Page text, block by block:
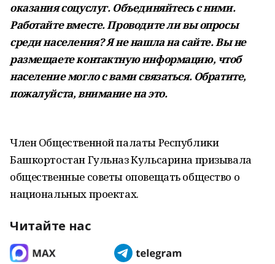
оказания соцуслуг. Объединяйтесь с ними.
Работайте вместе. Проводите ли вы опросы
среди населения? Я не нашла на сайте. Вы не
размещаете контактную информацию, чтоб
население могло с вами связаться. Обратите,
пожалуйста, внимание на это.
Член Общественной палаты Республики
Башкортостан Гульназ Кульсарина призывала
общественные советы оповещать общество о
национальных проектах.
Читайте нас